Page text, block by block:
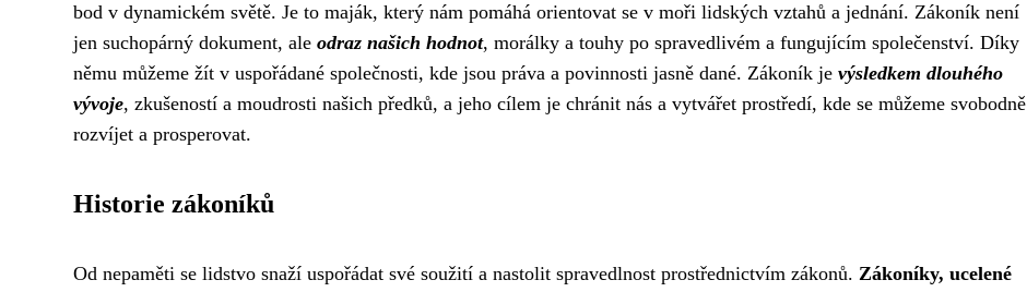
bod v dynamickém světě. Je to maják, který nám pomáhá orientovat se v moři lidských vztahů a jednání. Zákoník není
jen suchopárný dokument, ale odraz našich hodnot, morálky a touhy po spravedlivém a fungujícím společenství. Díky
němu můžeme žít v uspořádané společnosti, kde jsou práva a povinnosti jasně dané. Zákoník je výsledkem dlouhého
vývoje, zkušeností a moudrosti našich předků, a jeho cílem je chránit nás a vytvářet prostředí, kde se můžeme svobodně
rozvíjet a prosperovat.
Historie zákoníků
Od nepaměti se lidstvo snaží uspořádat své soužití a nastolit spravedlnost prostřednictvím zákonů. Zákoníky, ucelené